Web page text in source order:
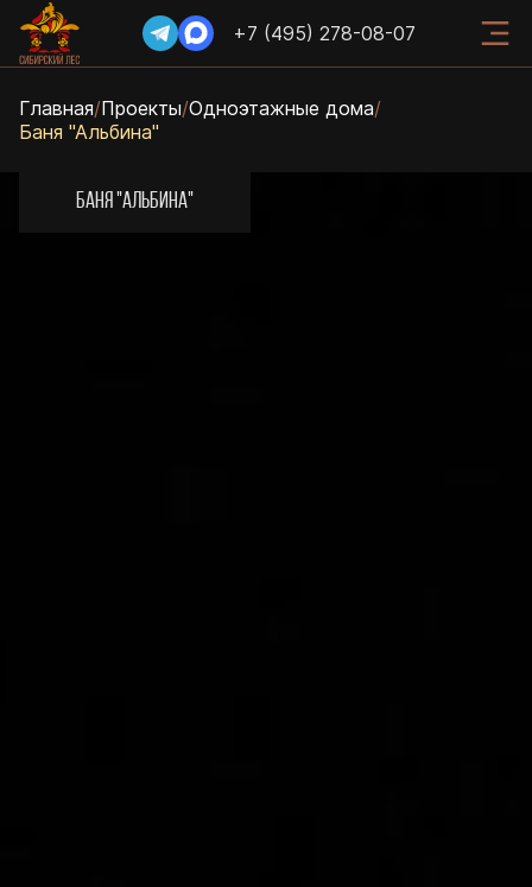
+7 (495) 278-08-07
Главная/Проекты/Одноэтажные дома/
Баня "Альбина"
БАНЯ "АЛЬБИНА"